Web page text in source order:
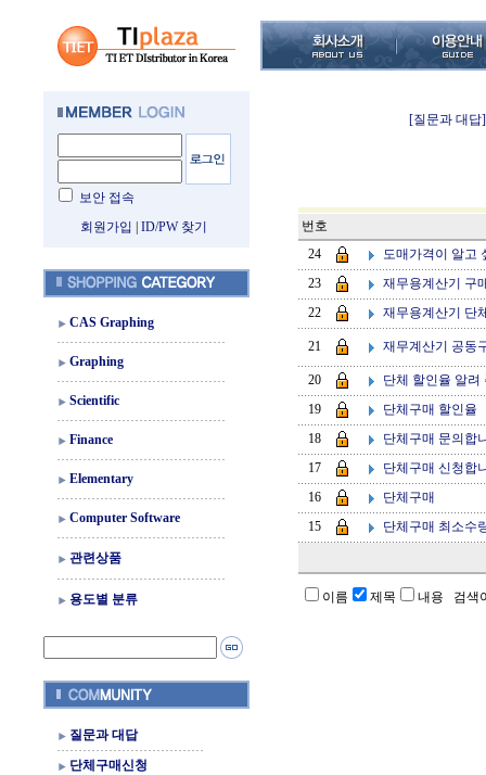
보안 접속
회원가입
ID/PW 찾기
CAS Graphing
Graphing
Scientific
Finance
Elementary
Computer Software
관련상품
용도별 분류
질문과 대답
단체구매신청
[질문과 대답]
번호
24
도매가격이 알고
23
재무용계산기 구
22
재무용계산기 단
21 재무계산기 공동
20
단체 할인율 알려
19
단체구매 할인율
18
단체구매 문의합
17
단체구매 신청합
16
단체구매
15
단체구매 최소수
이름 제목 내용 검색